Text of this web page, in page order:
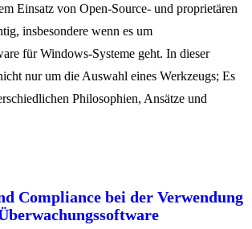
Einsatz von Open-Source- und proprietären
insbesondere wenn es um
für Windows-Systeme geht. In dieser
nur um die Auswahl eines Werkzeugs; Es
Philosophien, Ansätze und
Compliance bei der Verwendung